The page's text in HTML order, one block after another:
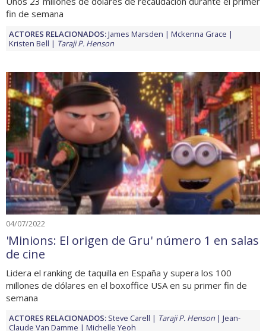
fin de semana
ACTORES RELACIONADOS:James Marsden
Mckenna Grace
Kristen Bell
Taraji P. Henson
04/07/2022
'Minions: El origen de Gru' número 1 en salas
de cine
Lidera el ranking de taquilla en España y supera los 100
millones de dólares en el boxoffice USA en su primer fin de
semana
ACTORES RELACIONADOS: Steve Carell Taraji P. Henson
Jean-
Claude Van Damme
Michelle Yeoh